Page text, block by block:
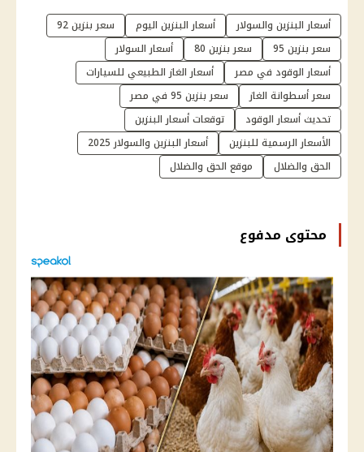
أسعار البنزين والسولار أسعار البنزين اليوم
سعر بنزين 92
سعر بنزين 95
سعر بنزين 80
أسعار السولار
أسعار الوقود في مصر
أسعار الغاز الطبيعي للسيارات
سعر أسطوانة الغاز
سعر بنزين 95 في مصر
تحديث أسعار الوقود
توقعات أسعار البنزين
الأسعار الرسمية للبنزين
أسعار البنزين والسولار 2025
الحق والضلال
موقع الحق والضلال
محتوى مدفوع